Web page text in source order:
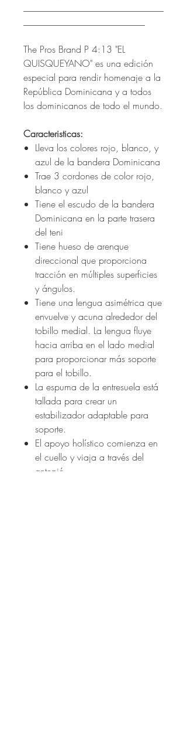
The Pros Brand P 4:13 "EL
QUISQUEYANO" es una edición
especial para rendir homenaje a la
República Dominicana y a todos
los dominicanos de todo el mundo.
Caracteristicas:
Lleva los colores rojo, blanco, y
azul de la bandera Dominicana
Trae 3 cordones de color rojo,
blanco y azul
Tiene el escudo de la bandera
Dominicana en la parte trasera
del teni
Tiene hueso de arenque
direccional que proporciona
tracción en múltiples superficies
y ángulos.
Tiene una lengua asimétrica que
envuelve y acuna alrededor del
tobillo medial. La lengua fluye
hacia arriba en el lado medial
para proporcionar más soporte
para el tobillo.
La espuma de la entresuela está
tallada para crear un
estabilizador adaptable para
soporte.
El apoyo holístico comienza en
el cuello y viaja a través del
antepié.